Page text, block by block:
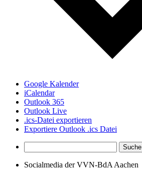
Google Kalender
iCalendar
Outlook 365
Outlook Live
.ics-Datei exportieren
Exportiere Outlook .ics Datei
Socialmedia der VVN-BdA Aachen